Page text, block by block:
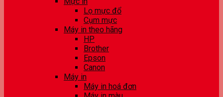
Lọ mực đổ
Cụm mực
Máy in theo hãng
HP
Brother
Epson
Canon
Máy in
Máy in hoá đơn